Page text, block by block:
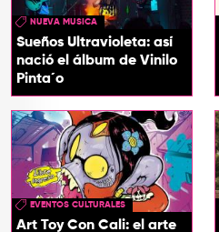
NUEVA MUSICA
Sueños Ultravioleta: así
nació el álbum de Vinilo
Pinta´o
EVENTOS CULTURALES
Art Toy Con Cali: el arte